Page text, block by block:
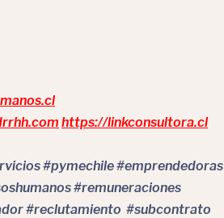
https://linkconsultora.cl
#pymechile #emprendedoras
#remuneraciones
#reclutamiento #subcontrato